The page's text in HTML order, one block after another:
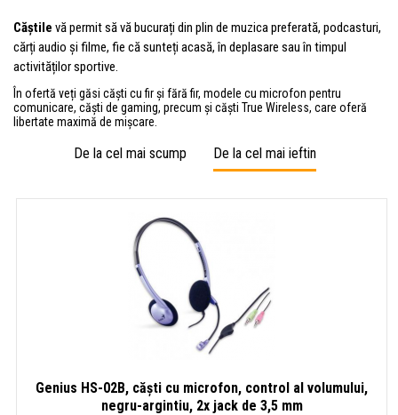
Căștile vă permit să vă bucurați din plin de muzica preferată, podcasturi,
cărți audio și filme, fie că sunteți acasă, în deplasare sau în timpul
activităților sportive.
În ofertă veți găsi căști cu fir și fără fir, modele cu microfon pentru
comunicare, căști de gaming, precum și căști True Wireless, care oferă
libertate maximă de mișcare.
De la cel mai scump De la cel mai ieftin
Genius HS-02B, căști cu microfon, control al volumului,
negru-argintiu, 2x jack de 3,5 mm